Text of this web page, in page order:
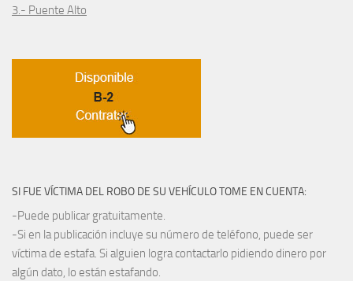
3.- Puente Alto
SI FUE VÍCTIMA DEL ROBO DE SU VEHÍCULO TOME EN CUENTA:
-Puede publicar gratuitamente.
-Si en la publicación incluye su número de teléfono, puede ser
víctima de estafa. Si alguien logra contactarlo pidiendo dinero por
algún dato, lo están estafando.